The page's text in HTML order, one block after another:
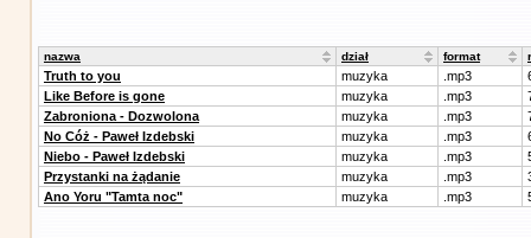
nazwa dział format
Truth to you muzyka .mp3
Like Before is gone
muzyka .mp3
Zabroniona - Dozwolona
muzyka .mp3
No Cóż - Paweł Izdebski
muzyka .mp3
Niebo - Paweł Izdebski
muzyka .mp3
Przystanki na żądanie
muzyka .mp3
Ano Yoru "Tamta noc"
muzyka .mp3